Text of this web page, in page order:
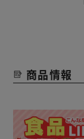
商品情報